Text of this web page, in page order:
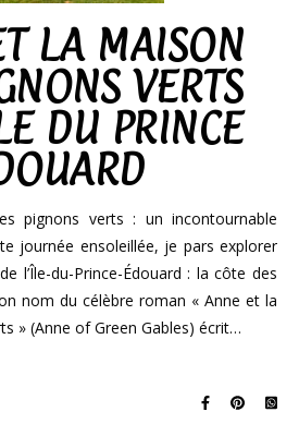
LA MAISON
VERTS
DU PRINCE
pignons verts : un incontournable
journée ensoleillée, je pars explorer
l’Île-du-Prince-Édouard : la côte des
nom du célèbre roman « Anne et la
» (Anne of Green Gables) écrit…